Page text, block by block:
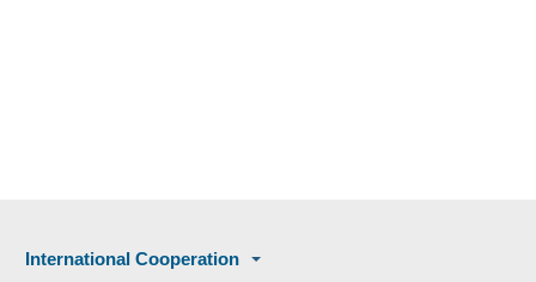
International Cooperation